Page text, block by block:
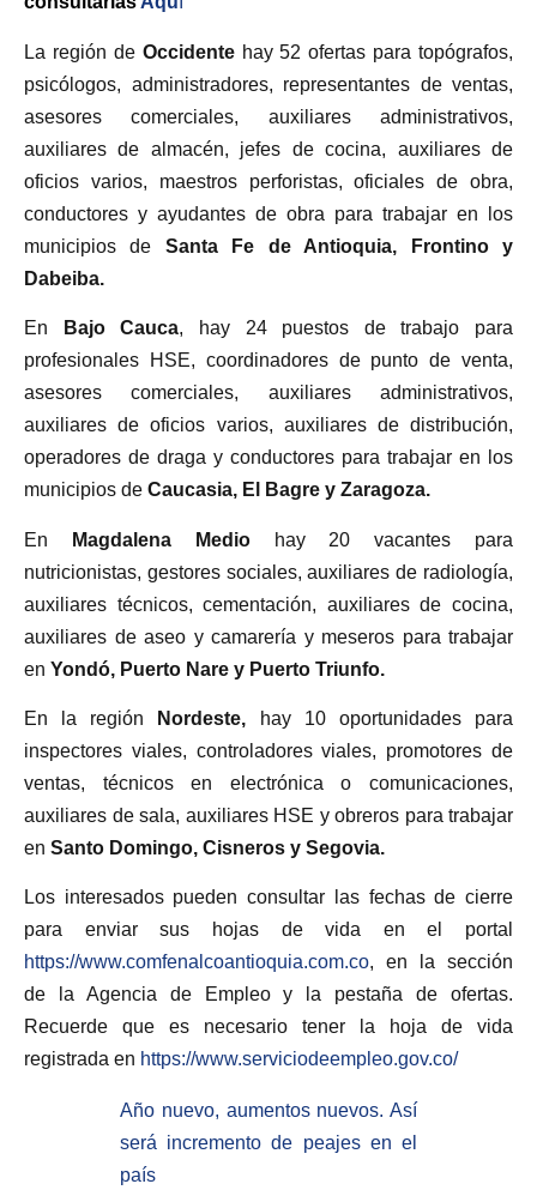
La región de Occidentehay 52 ofertas para topógrafos,
psicólogos, administradores, representantes de ventas,
asesores comerciales, auxiliares administrativos,
auxiliares de almacén, jefes de cocina, auxiliares de
oficios varios, maestros perforistas, oficiales de obra,
conductores y ayudantes de obra para trabajar en los
municipios de Santa Fe de Antioquia, Frontino y
Dabeiba.
En Bajo Cauca, hay 24 puestos de trabajo para
profesionales HSE, coordinadores de punto de venta,
asesores comerciales, auxiliares administrativos,
auxiliares de oficios varios, auxiliares de distribución,
operadores de draga y conductores para trabajar en los
municipios de Caucasia, El Bagre y Zaragoza.
En Magdalena Mediohay 20 vacantes para
nutricionistas, gestores sociales, auxiliares de radiología,
auxiliares técnicos, cementación, auxiliares de cocina,
auxiliares de aseo y camarería y meseros para trabajar
en Yondó, Puerto Nare y Puerto Triunfo.
En la región Nordeste, hay 10 oportunidades para
inspectores viales, controladores viales, promotores de
ventas, técnicos en electrónica o comunicaciones,
auxiliares de sala, auxiliares HSE y obreros para trabajar
en Santo Domingo, Cisneros y Segovia.
Los interesados pueden consultar las fechas de cierre
para enviar sus hojas de vida en el portal
https://www.comfenalcoantioquia.com.co, en la sección
de la Agencia de Empleo y la pestaña de ofertas.
Recuerde que es necesario tener la hoja de vida
registrada en https://www.serviciodeempleo.gov.co/
Año nuevo, aumentos nuevos. Así
será incremento de peajes en el
país